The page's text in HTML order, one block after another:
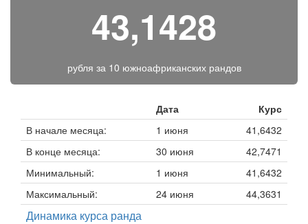
43,1428
рубля за 10 южноафриканских рандов
Дата
Курс
В начале месяца:
1 июня
41,6432
В конце месяца:
30 июня
42,7471
Минимальный:
1 июня
41,6432
Максимальный:
24 июня 44,3631
Динамика курса ранда